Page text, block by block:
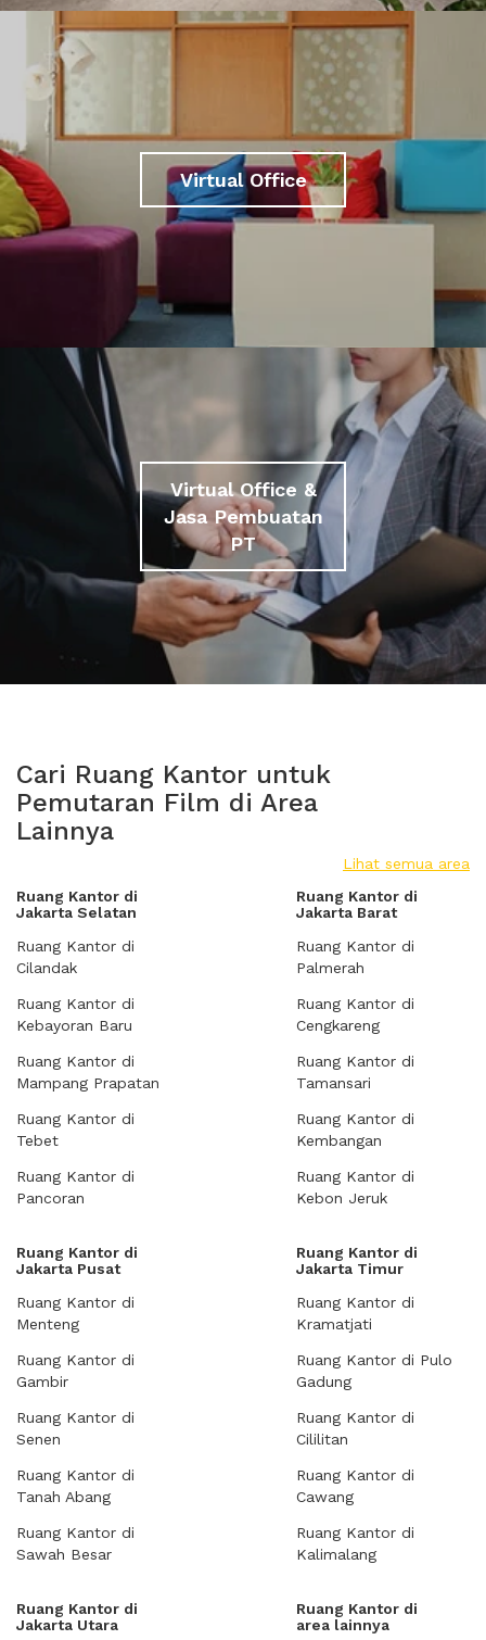
Virtual Office
Virtual Office &
Jasa Pembuatan
PT
Cari Ruang Kantor untuk
Pemutaran Film di Area
Lainnya
Lihat semua area
Ruang Kantor di
Jakarta Selatan
Ruang Kantor di
Cilandak
Ruang Kantor di
Kebayoran Baru
Ruang Kantor di
Mampang Prapatan
Ruang Kantor di
Tebet
Ruang Kantor di
Pancoran
Ruang Kantor di
Jakarta Barat
Ruang Kantor di
Palmerah
Ruang Kantor di
Cengkareng
Ruang Kantor di
Tamansari
Ruang Kantor di
Kembangan
Ruang Kantor di
Kebon Jeruk
Ruang Kantor di
Jakarta Pusat
Ruang Kantor di
Menteng
Ruang Kantor di
Gambir
Ruang Kantor di
Senen
Ruang Kantor di
Tanah Abang
Ruang Kantor di
Sawah Besar
Ruang Kantor di
Jakarta Timur
Ruang Kantor di
Kramatjati
Ruang Kantor di Pulo
Gadung
Ruang Kantor di
Cililitan
Ruang Kantor di
Cawang
Ruang Kantor di
Kalimalang
Ruang Kantor di
Jakarta Utara
Ruang Kantor di
area lainnya